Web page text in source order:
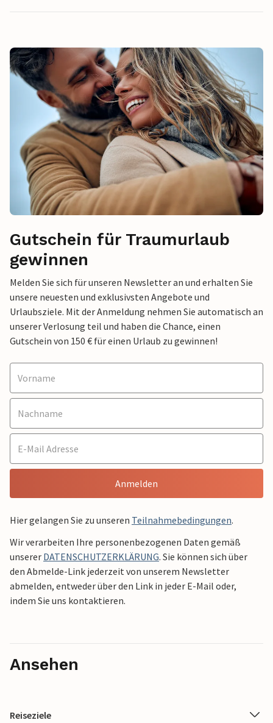
Gutschein für Traumurlaub
gewinnen
Melden Sie sich für unseren Newsletter an und erhalten Sie
unsere neuesten und exklusivsten Angebote und
Urlaubsziele. Mit der Anmeldung nehmen Sie automatisch an
unserer Verlosung teil und haben die Chance, einen
Gutschein von 150 € für einen Urlaub zu gewinnen!
Anmelden
Hier gelangen Sie zu unseren Teilnahmebedingungen.
Wir verarbeiten Ihre personenbezogenen Daten gemäß
unserer DATENSCHUTZERKLÄRUNG. Sie können sich über
den Abmelde-Link jederzeit von unserem Newsletter
abmelden, entweder über den Link in jeder E-Mail oder,
indem Sie uns kontaktieren.
Ansehen
Reiseziele